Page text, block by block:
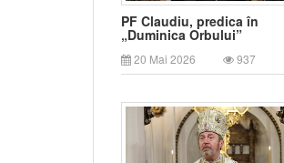
PF Claudiu, predica în
„Duminica Orbului”
20 Mai 2026 937